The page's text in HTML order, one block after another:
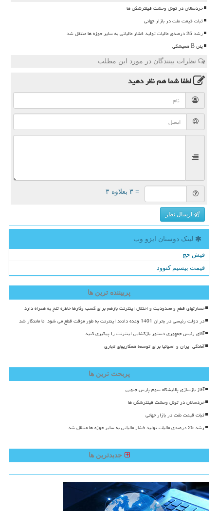
خردسالان در تونل وحشت فیلترشکن ها
ثبات قیمت نفت در بازار جهانی
رشد 25 درصدی مالیات تولید فشار مالیاتی به سایر حوزه ها منتقل شد
پلن B همیشگی
نظرات بینندگان در مورد این مطلب
لطفا شما همنظر دهید
= ۳ بعلاوه ۳
ارسال نظر
لینک دوستان ایزو وب
فیش حج
قیمت بیسیم کنوود
پربیننده ترین ها
خسارتهای قطع و محدودیت و اختلال اینترنت بازهم برای کسب وکارها خاطره تلخ به همراه دارد
در دولت رئیسی در بحران 1401 وعده دادند اینترنت به طور موقت قطع می شود اما ماندگار شد
آقای رئیس جمهوری دستور بازگشایی اینترنت را پیگیری کنید
آمادگی ایران و اسپانیا برای توسعه همکاریهای تجاری
پربحث ترین ها
آغاز بازسازی پالایشگاه سوم پارس جنوبی
خردسالان در تونل وحشت فیلترشکن ها
ثبات قیمت نفت در بازار جهانی
رشد 25 درصدی مالیات تولید فشار مالیاتی به سایر حوزه ها منتقل شد
جدیدترین ها